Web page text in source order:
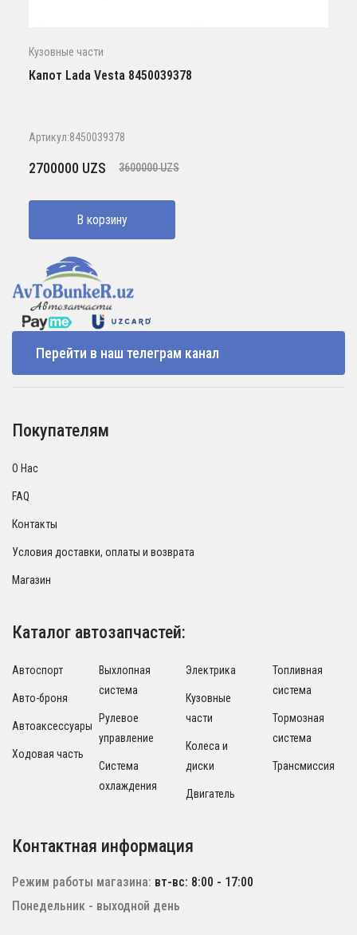
Кузовные части
Капот Lada Vesta 8450039378
Артикул:8450039378
3600000UZS
Первоначальная
составляла
3600000 UZS.
2700000 UZS
Текущая
2700000 UZS.
В корзину
Перейти в наш телеграм канал
Покупателям
О Нас
FAQ
Контакты
Условия доставки, оплаты и возврата
Магазин
Каталог автозапчастей:
Автоспорт
Авто-броня
Автоаксессуары
Ходовая часть
Выхлопная
система
Рулевое
управление
Система
охлаждения
Электрика
Кузовные
части
Колеса и
диски
Двигатель
Топливная
система
Тормозная
система
Трансмиссия
Контактная информация
Режим работы магазина: вт-вс: 8:00 - 17:00
Понедельник - выходной день